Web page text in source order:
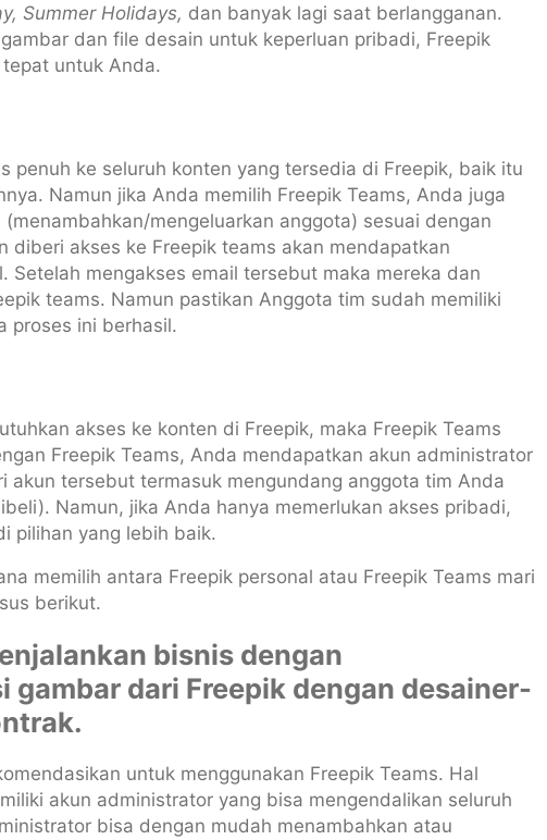
Summer Holidays, dan banyak lagi saat berlangganan.
dan file desain untuk keperluan pribadi, Freepik
untuk Anda.
penuh ke seluruh konten yang tersedia di Freepik, baik itu
Namun jika Anda memilih Freepik Teams, Anda juga
mengeluarkan anggota) sesuai dengan
diberi akses ke Freepik teams akan mendapatkan
Setelah mengakses email tersebut maka mereka dan
teams. Namun pastikan Anggota tim sudah memiliki
proses ini berhasil.
akses ke konten di Freepik, maka Freepik Teams
Freepik Teams, Anda mendapatkan akun administrator
akun tersebut termasuk mengundang anggota tim Anda
Namun, jika Anda hanya memerlukan akses pribadi,
pilihan yang lebih baik.
memilih antara Freepik personal atau Freepik Teams mari
berikut.
bisnis dengan
gambar dari Freepik dengan desainer-
untuk menggunakan Freepik Teams. Hal
akun administrator yang bisa mengendalikan seluruh
bisa dengan mudah menambahkan atau